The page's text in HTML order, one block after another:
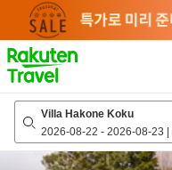
page
Villa Hakone Koku
2026-08-22 - 2026-08-23 |